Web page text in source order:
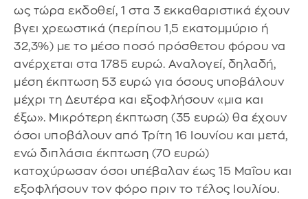
ως τώρα εκδοθεί, 1 στα 3 εκκαθαριστικά έχουν
βγει χρεωστικά (περίπου 1,5 εκατομμύριο ή
32,3%) με το μέσο ποσό πρόσθετου φόρου να
ανέρχεται στα 1785 ευρώ. Αναλογεί, δηλαδή,
μέση έκπτωση 53 ευρώ για όσους υποβάλουν
μέχρι τη Δευτέρα και εξοφλήσουν «μια και
έξω». Μικρότερη έκπτωση (35 ευρώ) θα έχουν
όσοι υποβάλουν από Τρίτη 16 Ιουνίου και μετά,
ενώ διπλάσια έκπτωση (70 ευρώ)
κατοχύρωσαν όσοι υπέβαλαν έως 15 Μαΐου και
εξοφλήσουν τον φόρο πριν το τέλος Ιουλίου.